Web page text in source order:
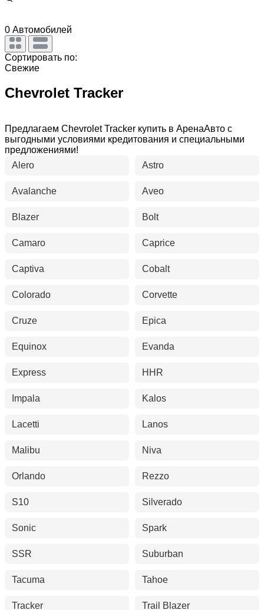
0 Автомобилей
Сортировать по:
Свежие
Chevrolet Tracker
Предлагаем Chevrolet Tracker купить в АренаАвто с
выгодными условиями кредитования и специальными
предложениями!
Alero
Astro
Avalanche Aveo
Blazer Bolt
Camaro Caprice
Captiva Cobalt
Colorado Corvette
Cruze Epica
Equinox Evanda
Express HHR
Impala Kalos
Lacetti Lanos
Malibu Niva
Orlando Rezzo
S10 Silverado
Sonic Spark
SSR Suburban
Tacuma Tahoe
Tracker Trail Blazer